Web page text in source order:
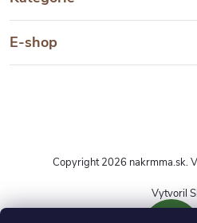
E-shop
Vytvoril
Copyright 2026 nakrmma.sk.